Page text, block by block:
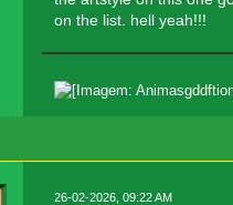
on the list. hell yeah!!!
26-02-2026, 09:22 AM